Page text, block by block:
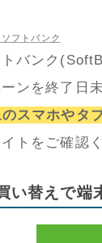
フトバンク
トバンク
ンを終了日
スマホやタ
トをご確認
い替えで端